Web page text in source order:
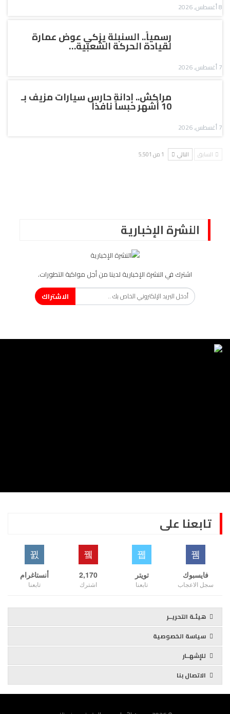
8 أغسطس, 2026
رسمياً.. السنبلة يزكي عوض عمارة
لقيادة الحركة الشعبية…
7 أغسطس, 2026
مراكش.. إدانة حارس سيارات مزيف بـ
10 أشهر حبساً نافذاً
7 أغسطس, 2026
السابق التالي 1 من 5٬501
النشرة الإخبارية
اشترك في النشرة الإخبارية لدينا من أجل مواكبة التطورات.
الاشتراك
تابعنا على
فايسبوك
سجل الاعجاب
تويتر
تابعنا
2,170
اشترك
أنستاغرام
تابعنا
هيئـة التحريــر
سياسة الخصوصية
للإشهــار
الاتصال بنا